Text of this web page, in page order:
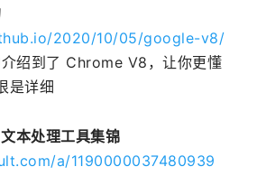
2020/10/05/google-v8/
绍到了 Chrome V8，让你更懂
是详细
本处理工具集锦
a/1190000037480939